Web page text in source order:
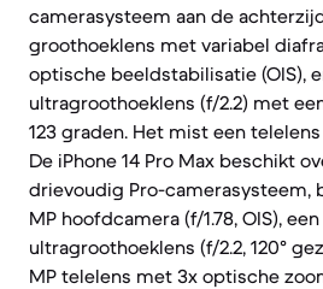
camerasysteem aan de
groothoeklens met variabel
optische beeldstabilisatie (OIS),
ultragroothoeklens (f/2.2) met
123 graden. Het mist een
De iPhone 14 Pro Max beschikt
drievoudig Pro-camerasysteem,
MP hoofdcamera (f/1.78, OIS), een
ultragroothoeklens (f/2.2, 120°
MP telelens met 3x optische